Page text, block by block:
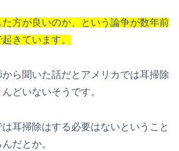
方が良いのか、という 論争が数年前
きています。
ら聞いた話だとアメリカでは耳掃除
どいないそうです。
耳掃除はする必要はないということ
だとか。